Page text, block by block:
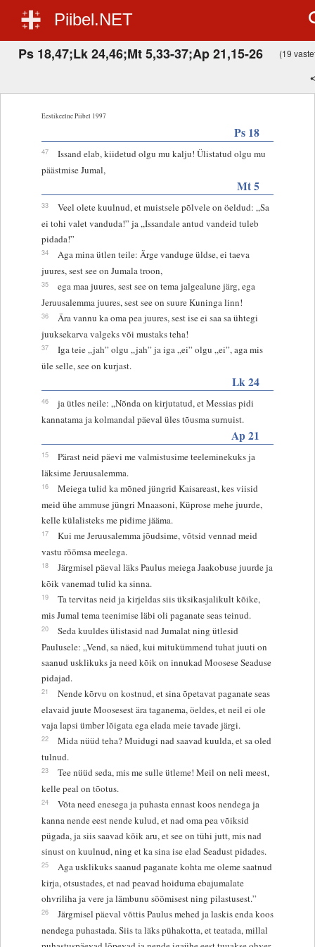
Piibel.NET
Ps 18,47;Lk 24,46;Mt 5,33-37;Ap 21,15-26 (19
Eestikeelne Piibel 1997
Ps 18
47
Issand elab, kiidetud olgu mu kalju! Ülistatud olgu mu
päästmise Jumal,
Mt 5
33
Veel olete kuulnud, et muistsele põlvele on öeldud: „Sa
ei tohi valet vanduda!” ja „Issandale antud vandeid tuleb
pidada!”
34
Aga mina ütlen teile: Ärge vanduge üldse, ei taeva
juures, sest see on Jumala troon,
35
ega maa juures, sest see on tema jalgealune järg, ega
Jeruusalemma juures, sest see on suure Kuninga linn!
36
Ära vannu ka oma pea juures, sest ise ei saa sa ühtegi
juuksekarva valgeks või mustaks teha!
37
Iga teie „jah” olgu „jah” ja iga „ei” olgu „ei”, aga mis
üle selle, see on kurjast.
Lk 24
46
ja ütles neile: „Nõnda on kirjutatud, et Messias pidi
kannatama ja kolmandal päeval üles tõusma surnuist.
Ap 21
15
Pärast neid päevi me valmistusime teeleminekuks ja
läksime Jeruusalemma.
16
Meiega tulid ka mõned jüngrid Kaisareast, kes viisid
meid ühe ammuse jüngri Mnaasoni, Küprose mehe juurde,
kelle külalisteks me pidime jääma.
17
Kui me Jeruusalemma jõudsime, võtsid vennad meid
vastu rõõmsa meelega.
18
Järgmisel päeval läks Paulus meiega Jaakobuse juurde ja
kõik vanemad tulid ka sinna.
19
Ta tervitas neid ja kirjeldas siis üksikasjalikult kõike,
mis Jumal tema teenimise läbi oli paganate seas teinud.
20
Seda kuuldes ülistasid nad Jumalat ning ütlesid
Paulusele: „Vend, sa näed, kui mitukümmend tuhat juuti on
saanud usklikuks ja need kõik on innukad Moosese Seaduse
pidajad.
21
Nende kõrvu on kostnud, et sina õpetavat paganate seas
elavaid juute Moosesest ära taganema, öeldes, et neil ei ole
vaja lapsi ümber lõigata ega elada meie tavade järgi.
22
Mida nüüd teha? Muidugi nad saavad kuulda, et sa oled
tulnud.
23
Tee nüüd seda, mis me sulle ütleme! Meil on neli meest,
kelle peal on tõotus.
24
Võta need enesega ja puhasta ennast koos nendega ja
kanna nende eest nende kulud, et nad oma pea võiksid
pügada, ja siis saavad kõik aru, et see on tühi jutt, mis nad
sinust on kuulnud, ning et ka sina ise elad Seadust pidades.
25
Aga usklikuks saanud paganate kohta me oleme saatnud
kirja, otsustades, et nad peavad hoiduma ebajumalate
ohvriliha ja vere ja lämbunu söömisest ning pilastusest.”
26
Järgmisel päeval võttis Paulus mehed ja laskis enda koos
nendega puhastada. Siis ta läks pühakotta, et teatada, millal